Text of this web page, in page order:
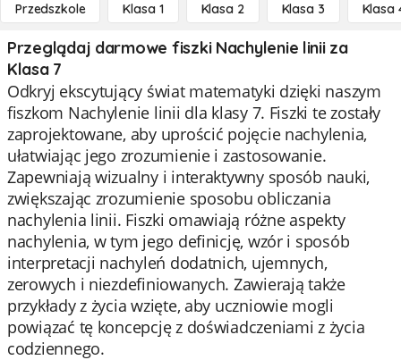
Przedszkole Klasa 1 Klasa 2 Klasa 3 Klasa
Przeglądaj darmowe fiszki Nachylenie linii za
Klasa 7
Odkryj ekscytujący świat matematyki dzięki naszym
fiszkom Nachylenie linii dla klasy 7. Fiszki te zostały
zaprojektowane, aby uprościć pojęcie nachylenia,
ułatwiając jego zrozumienie i zastosowanie.
Zapewniają wizualny i interaktywny sposób nauki,
zwiększając zrozumienie sposobu obliczania
nachylenia linii. Fiszki omawiają różne aspekty
nachylenia, w tym jego definicję, wzór i sposób
interpretacji nachyleń dodatnich, ujemnych,
zerowych i niezdefiniowanych. Zawierają także
przykłady z życia wzięte, aby uczniowie mogli
powiązać tę koncepcję z doświadczeniami z życia
codziennego.